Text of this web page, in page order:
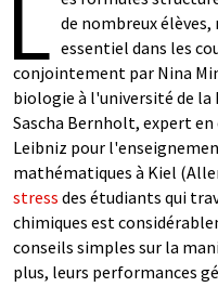
L de nombreux
essentiel dans les
conjointement par Nina
biologie à l'université de la
Sascha Bernholt, expert en
Leibniz pour
mathématiques à Kiel
stress des étudiants qui
chimiques est
conseils simples sur la
plus, leurs performances